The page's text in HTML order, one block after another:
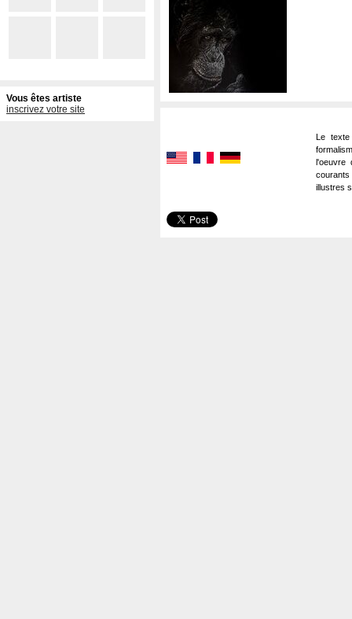
Vous êtes artiste
inscrivez votre site
Le
l'oeuvre
illustres